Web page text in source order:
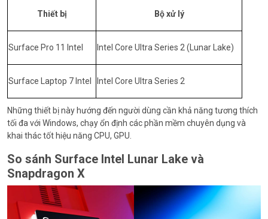
Thiết bị Bộ xử lý
Surface Pro 11 Intel Intel Core Ultra Series 2 (Lunar Lake)
Surface Laptop 7 Intel Intel Core Ultra Series 2
Những thiết bị này hướng đến người dùng cần khả năng tương thích
tối đa với Windows, chạy ổn định các phần mềm chuyên dụng và
khai thác tốt hiệu năng CPU, GPU.
So sánh Surface Intel Lunar Lake và
Snapdragon X